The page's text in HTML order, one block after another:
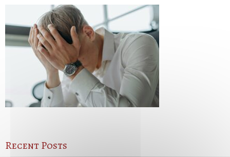
Recent Posts